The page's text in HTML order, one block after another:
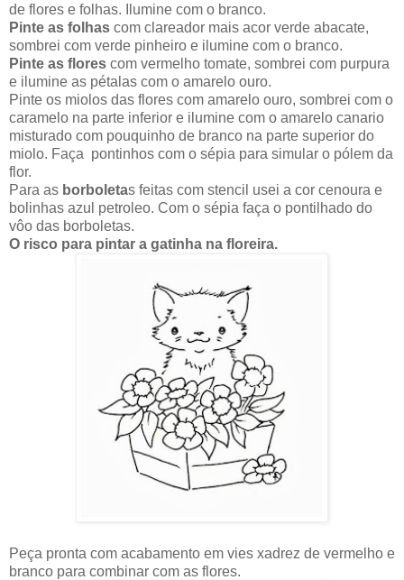
de flores e folhas. Ilumine com o branco.
Pinte as folhas com clareador mais acor verde abacate,
sombrei com verde pinheiro e ilumine com o branco.
Pinte as flores com vermelho tomate, sombrei com purpura
e ilumine as pétalas com o amarelo ouro.
Pinte os miolos das flores com amarelo ouro, sombrei com o
caramelo na parte inferior e ilumine com o amarelo canario
misturado com pouquinho de branco na parte superior do
miolo. Faça pontinhos com o sépia para simular o pólem da
flor.
Para as borboletas feitas com stencil usei a cor cenoura e
bolinhas azul petroleo. Com o sépia faça o pontilhado do
vôo das borboletas.
O risco para pintar a gatinha na floreira.
Peça pronta com acabamento em vies xadrez de vermelho e
branco para combinar com as flores.